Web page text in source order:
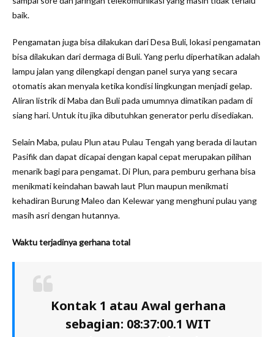
baik.
Pengamatan juga bisa dilakukan dari Desa Buli, lokasi pengamatan
bisa dilakukan dari dermaga di Buli. Yang perlu diperhatikan adalah
lampu jalan yang dilengkapi dengan panel surya yang secara
otomatis akan menyala ketika kondisi lingkungan menjadi gelap.
Aliran listrik di Maba dan Buli pada umumnya dimatikan padam di
siang hari. Untuk itu jika dibutuhkan generator perlu disediakan.
Selain Maba, pulau Plun atau Pulau Tengah yang berada di lautan
Pasifik dan dapat dicapai dengan kapal cepat merupakan pilihan
menarik bagi para pengamat. Di Plun, para pemburu gerhana bisa
menikmati keindahan bawah laut Plun maupun menikmati
kehadiran Burung Maleo dan Kelewar yang menghuni pulau yang
masih asri dengan hutannya.
Waktu terjadinya gerhana total
Kontak 1 atau Awal gerhana
sebagian: 08:37:00.1 WIT